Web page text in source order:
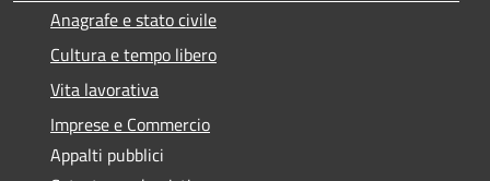
Anagrafe e stato civile
Cultura e tempo libero
Vita lavorativa
Imprese e Commercio
Appalti pubblici